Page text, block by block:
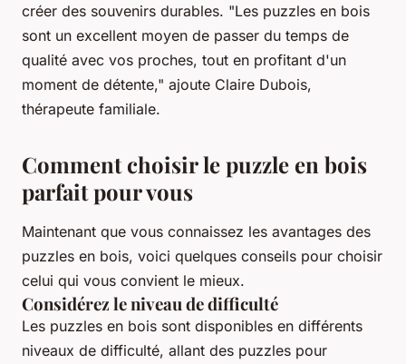
créer des souvenirs durables. "Les puzzles en bois
sont un excellent moyen de passer du temps de
qualité avec vos proches, tout en profitant d'un
moment de détente," ajoute Claire Dubois,
thérapeute familiale.
Comment choisir le puzzle en bois
parfait pour vous
Maintenant que vous connaissez les avantages des
puzzles en bois, voici quelques conseils pour choisir
celui qui vous convient le mieux.
Considérez le niveau de difficulté
Les puzzles en bois sont disponibles en différents
niveaux de difficulté, allant des puzzles pour